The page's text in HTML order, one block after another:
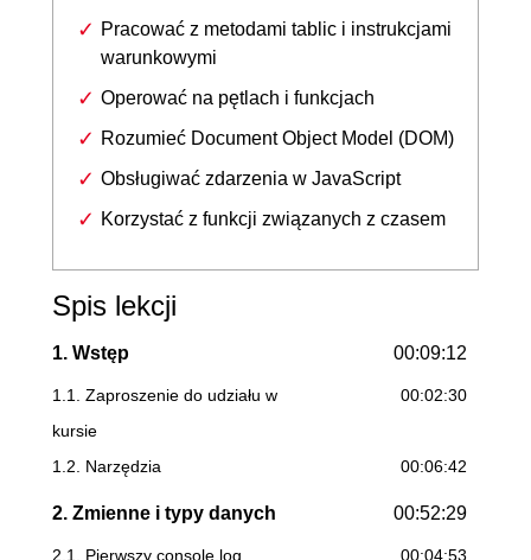
Pracować z metodami tablic i instrukcjami
warunkowymi
Operować na pętlach i funkcjach
Rozumieć Document Object Model (DOM)
Obsługiwać zdarzenia w JavaScript
Korzystać z funkcji związanych z czasem
Spis lekcji
1. Wstęp 00:09:12
1.1. Zaproszenie do udziału w
kursie
00:02:30
1.2. Narzędzia 00:06:42
2. Zmienne i typy danych 00:52:29
2.1. Pierwszy console.log
00:04:53